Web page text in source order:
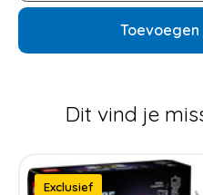
Toevoegen
Dit vind je
Items van productcarrousel
Exclusief